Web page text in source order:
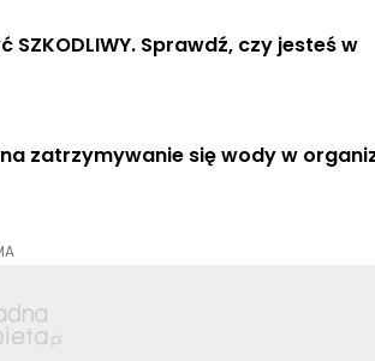
Sprawdź, czy jesteś w
zatrzymywanie się wody w